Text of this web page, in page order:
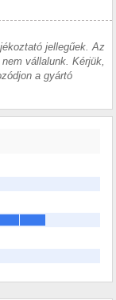
jellegűek. Az
vállalunk. Kérjük,
a gyártó